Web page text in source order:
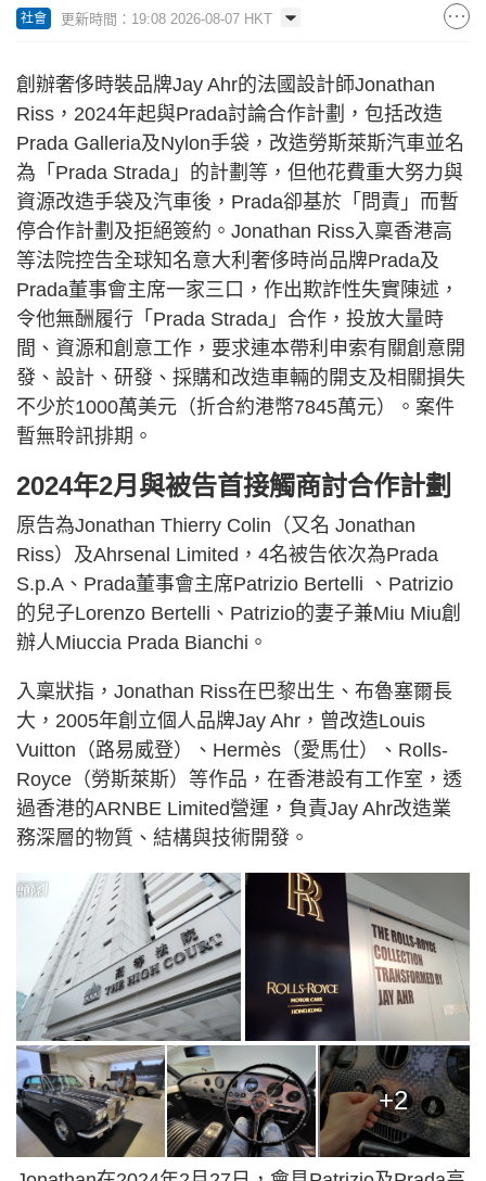
社會 更新時間：19:08 2026-08-07 HKT
創辦奢侈時裝品牌Jay Ahr的法國設計師Jonathan
Riss，2024年起與Prada討論合作計劃，包括改造
Prada Galleria及Nylon手袋，改造勞斯萊斯汽車並名
為「Prada Strada」的計劃等，但他花費重大努力與
資源改造手袋及汽車後，Prada卻基於「問責」而暫
停合作計劃及拒絕簽約。Jonathan Riss入稟香港高
等法院控告全球知名意大利奢侈時尚品牌Prada及
Prada董事會主席一家三口，作出欺詐性失實陳述，
令他無酬履行「Prada Strada」合作，投放大量時
間、資源和創意工作，要求連本帶利申索有關創意開
發、設計、研發、採購和改造車輛的開支及相關損失
不少於1000萬美元（折合約港幣7845萬元）。案件
暫無聆訊排期。
2024年2月與被告首接觸商討合作計劃
原告為Jonathan Thierry Colin（又名 Jonathan
Riss）及Ahrsenal Limited，4名被告依次為Prada
S.p.A、Prada董事會主席Patrizio Bertelli 、Patrizio
的兒子Lorenzo Bertelli、Patrizio的妻子兼Miu Miu創
辦人Miuccia Prada Bianchi。
入稟狀指，Jonathan Riss在巴黎出生、布魯塞爾長
大，2005年創立個人品牌Jay Ahr，曾改造Louis
Vuitton（路易威登）、Hermès（愛馬仕）、Rolls-
Royce（勞斯萊斯）等作品，在香港設有工作室，透
過香港的ARNBE Limited營運，負責Jay Ahr改造業
務深層的物質、結構與技術開發。
+2